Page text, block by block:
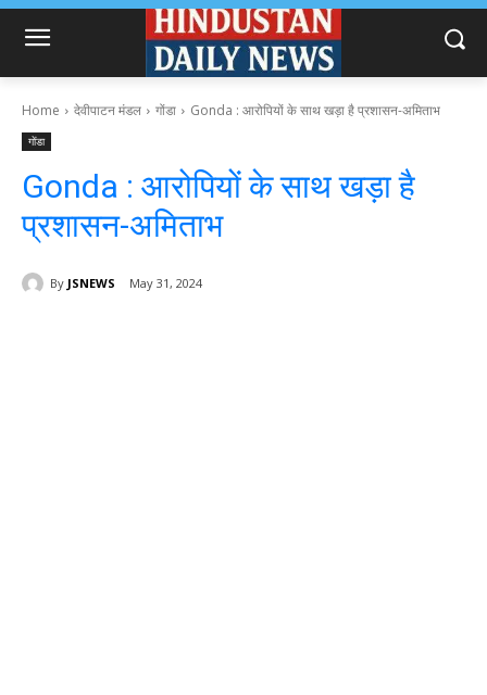
Home देवीपाटन मंडल गोंडा Gonda : आरोपियों के साथ खड़ा है प्रशासन-अमिताभ
गोंडा
Gonda : आरोपियों के साथ खड़ा है
प्रशासन-अमिताभ
By JSNEWS May 31, 2024